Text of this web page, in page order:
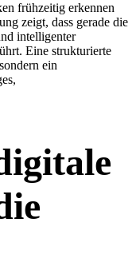
frühzeitig erkennen
zeigt, dass gerade die
intelligenter
Eine strukturierte
ein